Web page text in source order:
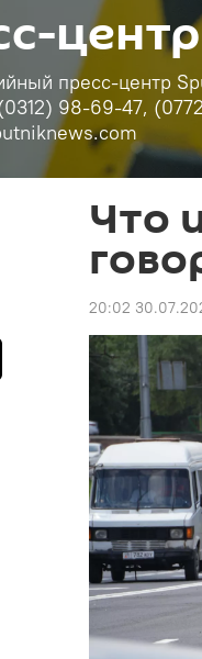
центр
пресс-центр
98-69-47,
Что
20:02